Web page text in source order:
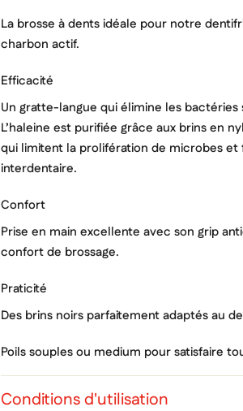
La brosse à dents idéale pour notre
charbon actif.
efficacité
Un gratte-langue qui élimine les bactéries
L’haleine est purifiée grâce aux brins en
qui limitent la prolifération de microbes et
interdentaire.
confort
Prise en main excellente avec son grip
confort de brossage.
praticité
Des brins noirs parfaitement adaptés au
Poils souples ou medium pour satisfaire
Conditions d'utilisation